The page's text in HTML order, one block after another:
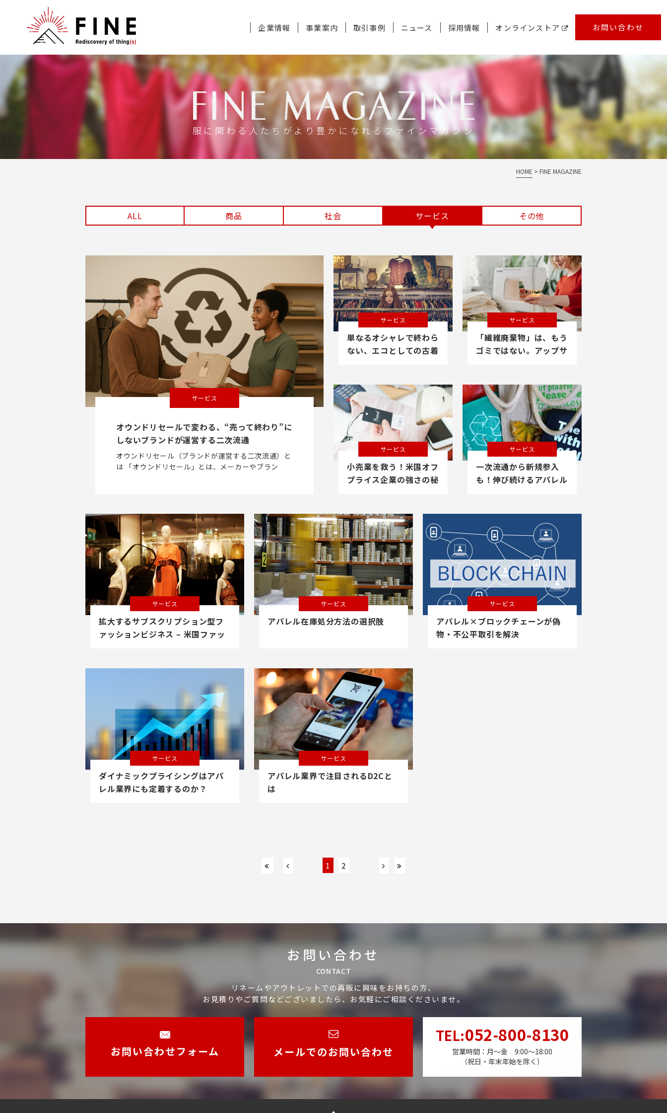
企業情報 事業案内 取引事例 ニュース 採用情報 オンラインストア お問い合わせ
服に関わる人たちがより豊かになれるファインマガジン
HOME FINE MAGAZINE
ALL 商品 社会 サービス その他
サービス
オウンドリセールで変わる、“売って終わり”に
しないブランドが運営する二次流通
オウンドリセール（ブランドが運営する二次流通）と
は 「オウンドリセール」とは、メーカーやブラン
サービス
単なるオシャレで終わら
ない、エコとしての古着
サービス
「繊維廃棄物」は、もう
ゴミではない。アップサ
サービス
小売業を救う！米国オフ
プライス企業の強さの秘
サービス
一次流通から新規参入
も！伸び続けるアパレル
サービス
拡大するサブスクリプション型フ
ァッションビジネス – 米国ファッ
サービス
アパレル在庫処分方法の選択肢
サービス
アパレル×ブロックチェーンが偽
物・不公平取引を解決
サービス
ダイナミックプライシングはアパ
レル業界にも定着するのか？
サービス
アパレル業界で注目されるD2Cと
は
1 2
お問い合わせ
CONTACT
リネームやアウトレットでの再販に興味をお持ちの方、
お見積りやご質問などございましたら、お気軽にご相談くださいませ。
お問い合わせフォーム メールでのお問い合わせ
TEL:052-800-8130
営業時間：月～金 9:00～18:00
（祝日・年末年始を除く）